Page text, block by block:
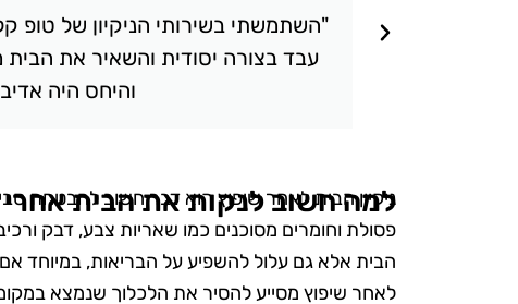
"השתמשתי בשירותי הניקיון של טופ
עבד בצורה יסודית והשאיר את
והיחס היה
למה חשוב לנקות את הבית אחרי
ניקיון הבית לאחר שיפוץ הוא דבר חשוב להבטחת
פסולת וחומרים מסוכנים כמו שאריות צבע, דבק
הבית אלא גם עלול להשפיע על הבריאות, במיוחד
לאחר שיפוץ מסייע להסיר את הלכלוך שנמצא